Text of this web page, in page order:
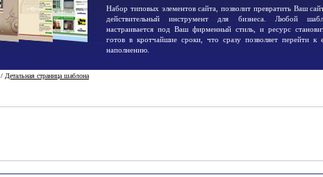
Набор типовых элементов сайта, позволит превратить Ваш
действительный инструмент для бизнеса. Любой
настраивается под Ваш фирменный стиль, и ресурс
готов в кротчайшие сроки, что сразу позволяет перейти к
наполнению.
/ Детальная страница шаблона